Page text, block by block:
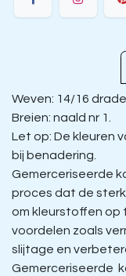
Weven: 14/16
Breien: naald nr 1.
Let op: De kleuren
bij benadering.
Gemerceriseerde
proces dat de
om kleurstoffen op
voordelen zoals
slijtage en
Gemerceriseerde